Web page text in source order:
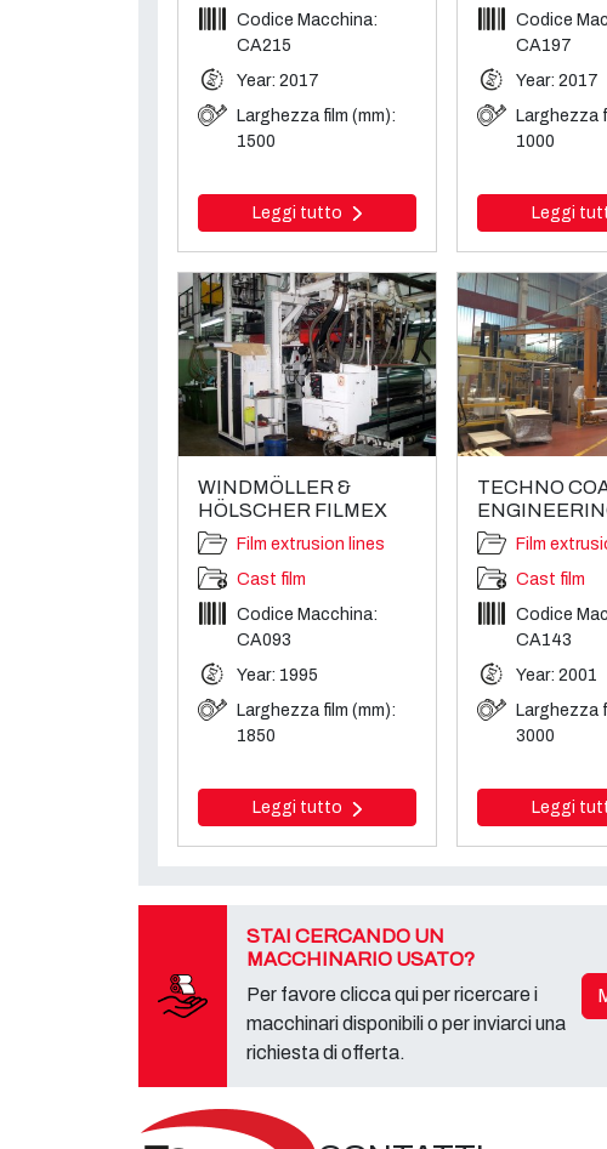
Codice Macchina:
CA215
Year: 2017
Larghezza film (mm):
1500
Leggi tutto
Codice
CA197
Year: 2017
Larghezza
1000
Leggi
WINDMÖLLER &
HÖLSCHER FILMEX
Film extrusion lines
Cast film
Codice Macchina:
CA093
Year: 1995
Larghezza film (mm):
1850
Leggi tutto
TECHNO
Film
Cast film
Codice
CA143
Year: 2001
Larghezza
3000
Leggi
STAI CERCANDO UN
MACCHINARIO USATO?
Per favore clicca qui per ricercare i
macchinari disponibili o per inviarci una
richiesta di offerta.